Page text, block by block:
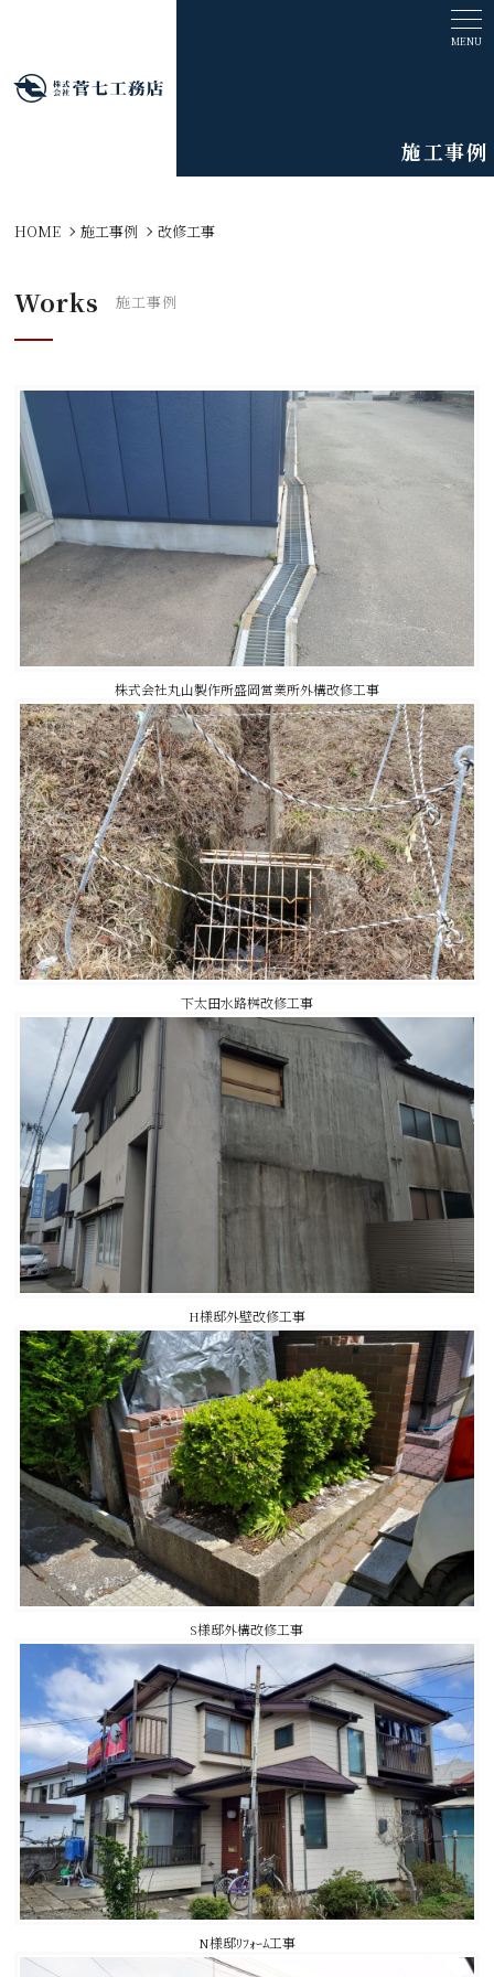
施工事例
HOME 施工事例 改修工事
Works 施工事例
株式会社丸山製作所盛岡営業所外構改修工事
下太田水路桝改修工事
H様邸外壁改修工事
S様邸外構改修工事
N様邸ﾘﾌｫｰﾑ工事